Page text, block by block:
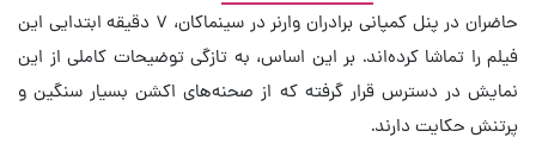
حاضران در پنل کمپانی برادران وارنر در سینماکان، ۷ دقیقه ابتدایی این
فیلم را تماشا کرده‌اند. بر این اساس، به تازگی توضیحات کاملی از این
نمایش در دسترس قرار گرفته که از صحنه‌های اکشن بسیار سنگین و
پرتنش حکایت دارند.